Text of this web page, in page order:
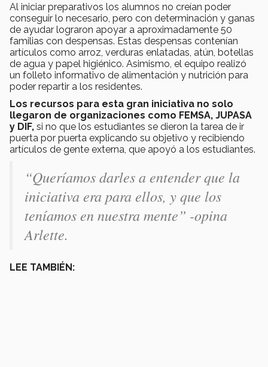
Al iniciar preparativos los alumnos no creían poder
conseguir lo necesario, pero con determinación y ganas
de ayudar lograron apoyar a aproximadamente 50
familias con despensas. Estas despensas contenían
artículos como arroz, verduras enlatadas, atún, botellas
de agua y papel higiénico. Asimismo, el equipo realizó
un folleto informativo de alimentación y nutrición para
poder repartir a los residentes.
Los recursos para esta gran iniciativa no solo
llegaron de organizaciones como FEMSA, JUPASA
y DIF, si no que los estudiantes se dieron la tarea de ir
puerta por puerta explicando su objetivo y recibiendo
artículos de gente externa, que apoyó a los estudiantes.
“Queríamos darles a entender que la
iniciativa era para ellos, y que los
teníamos en nuestra mente” -opina
Arlette.
LEE TAMBIÉN: